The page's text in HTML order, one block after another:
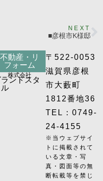
NEXT
■彦根市K様邸
不動産・リ
フォーム
株式会社
ンドスタ
〒522-0053
滋賀県彦根
市大藪町
1812番地36
TEL：0749-
24-4155
※当ウェブサイ
トに掲載されて
いる文章・写
真・図面等の無
断転載等を禁じ